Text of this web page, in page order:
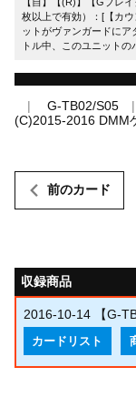
枚以上で有効）：[【カ
ットがヴァンガードに
トル中、このユニットの
G-TB02/S05
(C)2015-2016 DMM
前のカード
収録商品
2016-10-14 【G-
カードリスト